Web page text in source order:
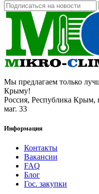
Мы предлагаем только
Крыму!
Россия, Республика Крым,
маг. 33
Информация
Контакты
Вакансии
FAQ
Блог
Гос. закупки